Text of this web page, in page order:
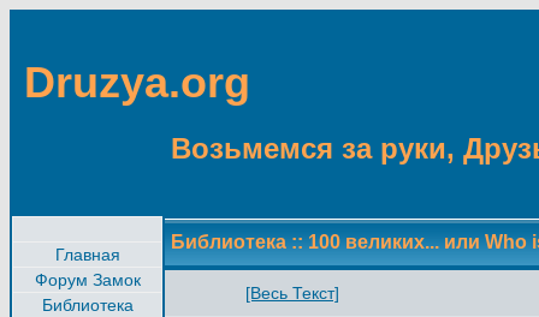
Druzya.org
Возьмемся за руки,
Главная
Форум Замок
Библиотека
Библиотека :: 100 великих... или Who
[Весь Текст]